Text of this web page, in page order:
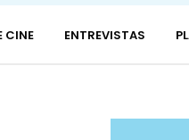
CINE ENTREVISTAS